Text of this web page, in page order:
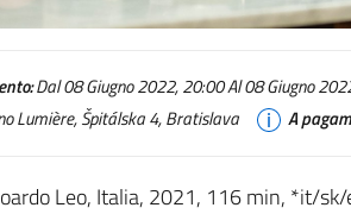
Dal 08 Giugno 2022, 20:00 Al 08 Giugno
Lumière, Špitálska 4, Bratislava A
Leo, Italia, 2021, 116 min, *it/